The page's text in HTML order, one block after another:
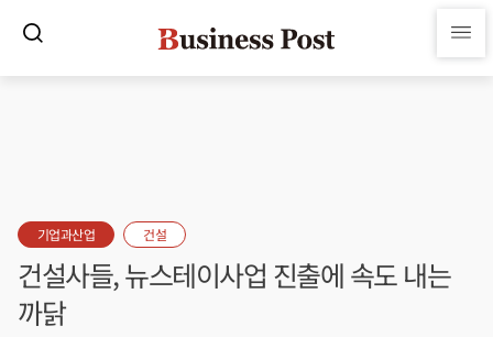
기업과산업 건설
건설사들, 뉴스테이사업 진출에 속도 내는
까닭